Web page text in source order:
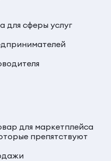
для сферы услуг
для маркетплейса
препятствуют